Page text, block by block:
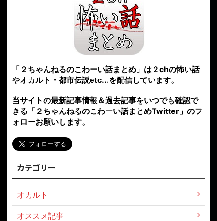
「２ちゃんねるのこわーい話まとめ」は２chの怖い話
やオカルト・都市伝説etc...を配信しています。
当サイトの最新記事情報＆過去記事をいつでも確認で
きる「２ちゃんねるのこわーい話まとめTwitter」のフ
ォローお願いします。
カテゴリー
オカルト
オススメ記事